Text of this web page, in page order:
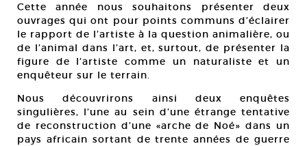
Cette année nous souhaitons présenter deux
ouvrages qui ont pour points communs d’éclairer
le rapport de l’artiste à la question animalière, ou
de l’animal dans l’art, et, surtout, de présenter la
figure de l’artiste comme un naturaliste et un
enquêteur sur le terrain.
Nous découvrirons ainsi deux enquêtes
singulières, l’une au sein d’une étrange tentative
de reconstruction d’une «arche de Noé» dans un
pays africain sortant de trente années de guerre